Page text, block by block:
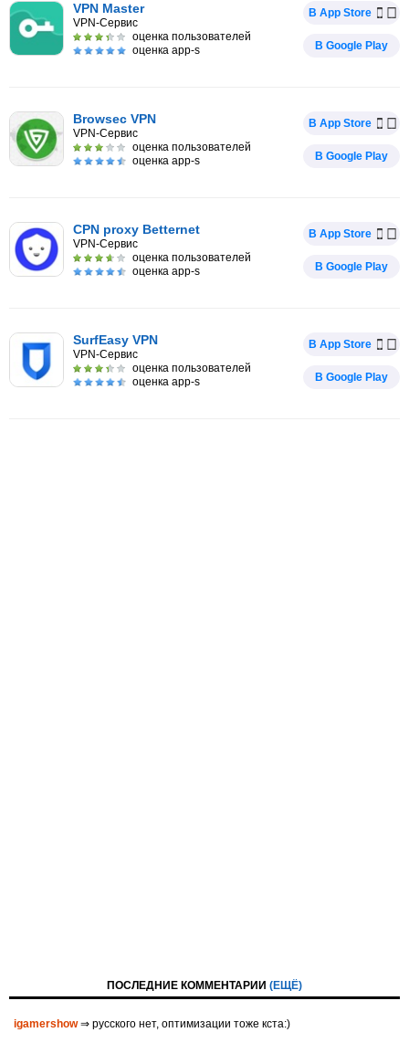
VPN Master
VPN-Сервис
оценка пользователей
оценка app-s
В App Store
В Google Play
Browsec VPN
VPN-Сервис
оценка пользователей
оценка app-s
В App Store
В Google Play
CPN proxy Betternet
VPN-Сервис
оценка пользователей
оценка app-s
В App Store
В Google Play
SurfEasy VPN
VPN-Сервис
оценка пользователей
оценка app-s
В App Store
В Google Play
ПОСЛЕДНИЕ КОММЕНТАРИИ (ЕЩЁ)
igamershow⇒ русского нет, оптимизации тоже кста:)